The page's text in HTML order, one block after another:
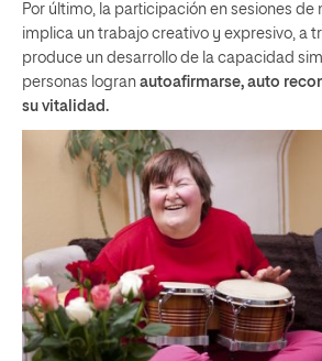
Por último, la participación en sesiones
implica un trabajo creativo y expresivo, a
produce un desarrollo de la capacidad
personas logran autoafirmarse, auto
su vitalidad.